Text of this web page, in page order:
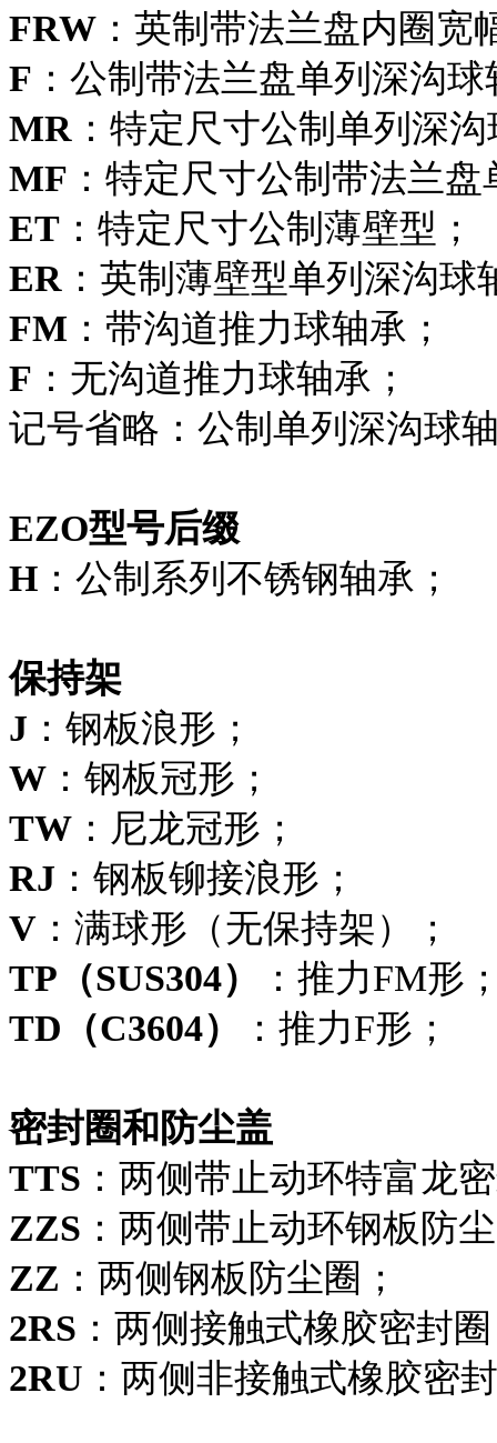
FRW ：英制带法兰盘内圈
F ：公制带法兰盘单列深沟
MR ：特定尺寸公制单列深
MF ：特定尺寸公制带法兰
ET ：特定尺寸公制薄壁型；
ER ：英制薄壁型单列深沟球
FM ：带沟道推力球轴承；
F ：无沟道推力球轴承；
记号省略：公制单列深沟球
EZO型号后缀
H ：公制系列不锈钢轴承；
保持架
J ：钢板浪形；
W ：钢板冠形；
TW ：尼龙冠形；
RJ ：钢板铆接浪形；
V ：满球形（无保持架）；
TP（SUS304）
：推力FM形
TD（C3604）
：推力F形；
密封圈和防尘盖
TTS ：两侧带止动环特富龙
ZZS ：两侧带止动环钢板防
ZZ ：两侧钢板防尘圈；
2RS ：两侧接触式橡胶密封
2RU ：两侧非接触式橡胶密